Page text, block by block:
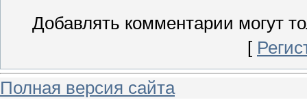
Добавлять комментарии могут
[
Полная версия сайта